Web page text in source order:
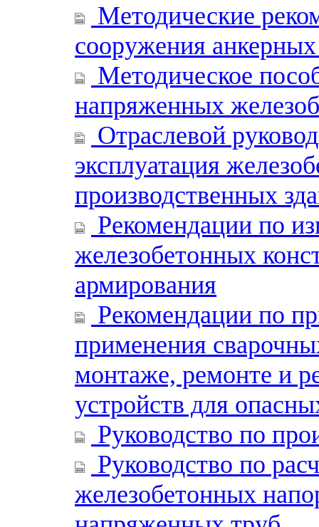
Методические
сооружения
Методическое
напряженных
Отраслевой
эксплуатация
производственных
Рекомендации по
железобетонных
армирования
Рекомендации по
применения
монтаже, ремонте и
устройств для
Руководство по
Руководство по
железобетонных